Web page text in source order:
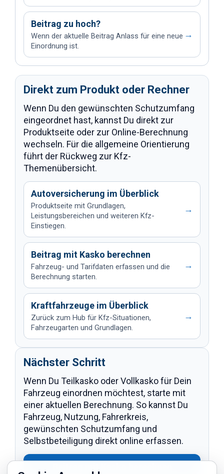
Beitrag zu hoch?
Wenn der aktuelle Beitrag Anlass für eine neue
Einordnung ist.
→
Direkt zum Produkt oder Rechner
Wenn Du den gewünschten Schutzumfang
eingeordnet hast, kannst Du direkt zur
Produktseite oder zur Online-Berechnung
wechseln. Für die allgemeine Orientierung
führt der Rückweg zur Kfz-
Themenübersicht.
Autoversicherung im Überblick
Produktseite mit Grundlagen,
Leistungsbereichen und weiteren Kfz-
Einstiegen.
→
Beitrag mit Kasko berechnen
Fahrzeug- und Tarifdaten erfassen und die
Berechnung starten.
→
Kraftfahrzeuge im Überblick
Zurück zum Hub für Kfz-Situationen,
Fahrzeugarten und Grundlagen.
→
Nächster Schritt
Wenn Du Teilkasko oder Vollkasko für Dein
Fahrzeug einordnen möchtest, starte mit
einer aktuellen Berechnung. So kannst Du
Fahrzeug, Nutzung, Fahrerkreis,
gewünschten Schutzumfang und
Selbstbeteiligung direkt online erfassen.